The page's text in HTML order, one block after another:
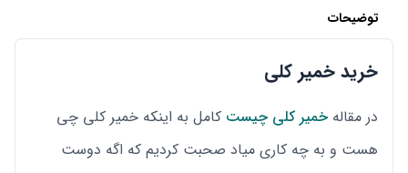
توضیحات
خرید خمیر کلی
در مقاله خمیر کلی چیست کامل به اینکه خمیر کلی چی
هست و به چه کاری میاد صحبت کردیم که اگه دوست